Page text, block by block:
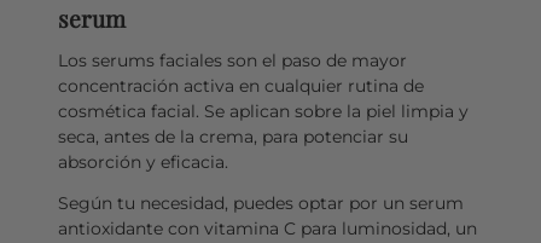
serum
Los serums faciales son el paso de mayor
concentración activa en cualquier rutina de
cosmética facial. Se aplican sobre la piel limpia y
seca, antes de la crema, para potenciar su
absorción y eficacia.
Según tu necesidad, puedes optar por un serum
antioxidante con vitamina C para luminosidad, un